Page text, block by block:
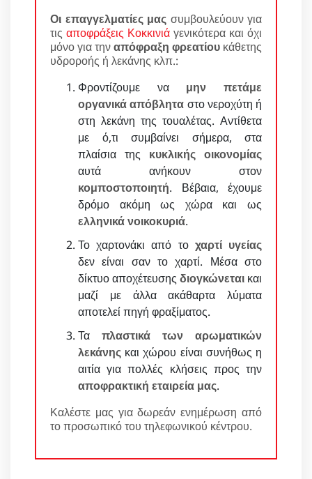
Οι επαγγελματίες μας συμβουλεύουν για
τις αποφράξεις Κοκκινιά γενικότερα και όχι
μόνο για τηναπόφραξη φρεατίου κάθετης
υδροροής ή λεκάνης κλπ.:
Φροντίζουμε να μην πετάμε
οργανικά απόβλητα στο νεροχύτη ή
στη λεκάνη της τουαλέτας. Αντίθετα
με ό,τι συμβαίνει σήμερα, στα
πλαίσια της κυκλικής οικονομίας
αυτά ανήκουν στον
κομποστοποιητή. Βέβαια, έχουμε
δρόμο ακόμη ως χώρα και ως
ελληνικά νοικοκυριά.
Το χαρτονάκι από το χαρτί υγείας
δεν είναι σαν το χαρτί. Μέσα στο
δίκτυο αποχέτευσης διογκώνεται και
μαζί με άλλα ακάθαρτα λύματα
αποτελεί πηγή φραξίματος.
Τα πλαστικά των αρωματικών
λεκάνης και χώρου είναι συνήθως η
αιτία για πολλές κλήσεις προς την
αποφρακτική εταιρεία μας.
Καλέστε μας για δωρεάν ενημέρωση από
το προσωπικό του τηλεφωνικού κέντρου.